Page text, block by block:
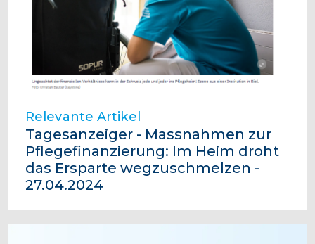
Relevante Artikel
Tagesanzeiger - Massnahmen zur
Pflegefinanzierung: Im Heim droht
das Ersparte wegzuschmelzen -
27.04.2024